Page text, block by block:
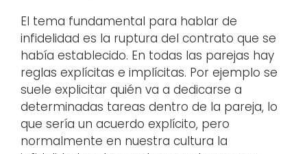
El tema fundamental para hablar de
infidelidad es la ruptura del contrato que se
había establecido. En todas las parejas hay
reglas explícitas e implícitas. Por ejemplo se
suele explicitar quién va a dedicarse a
determinadas tareas dentro de la pareja, lo
que sería un acuerdo explícito, pero
normalmente en nuestra cultura la